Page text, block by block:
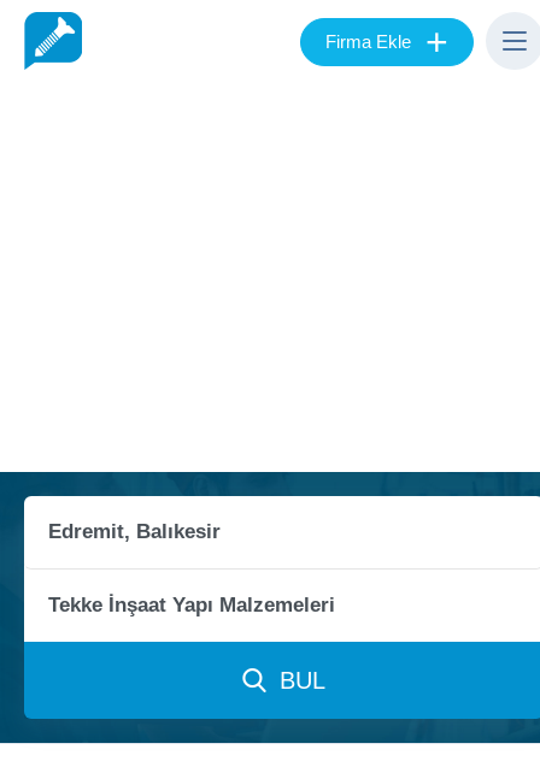
Firma Ekle +
BUL